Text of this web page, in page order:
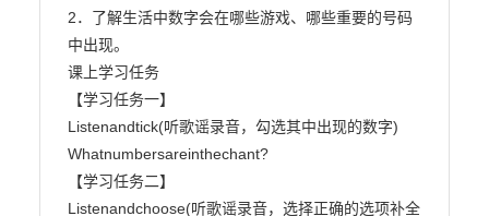
2．了解生活中数字会在哪些游戏、哪些重要的号码
中出现。
课上学习任务
【学习任务一】
Listenandtick(听歌谣录音，勾选其中出现的数字)
Whatnumbersareinthechant?
【学习任务二】
Listenandchoose(听歌谣录音，选择正确的选项补全